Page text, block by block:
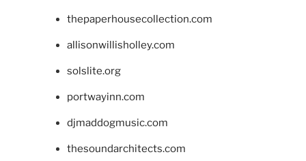
thepaperhousecollection.com
allisonwillisholley.com
solslite.org
portwayinn.com
djmaddogmusic.com
thesoundarchitects.com